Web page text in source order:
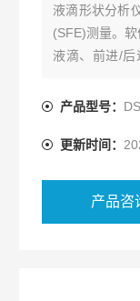
液滴形状分析
(SFE)测量。
液滴、前进/
制集成自动化
产品型号：
更新时间：
产品咨